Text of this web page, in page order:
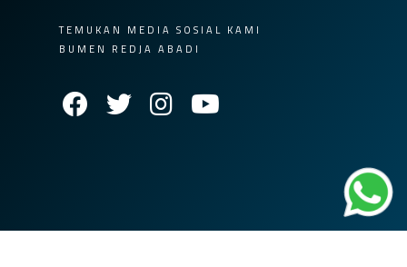
TEMUKAN MEDIA SOSIAL KAMI
BUMEN REDJA ABADI